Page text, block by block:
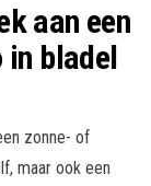
aan een
in bladel
zonne- of
maar ook een